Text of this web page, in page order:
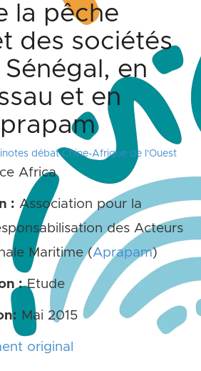
la pêche
des sociétés
en
et en
débat Chine-Afrique de l'Ouest
Africa
: Association pour la
des Acteurs
Maritime (Aprapam)
:Etude
Mai 2015
original